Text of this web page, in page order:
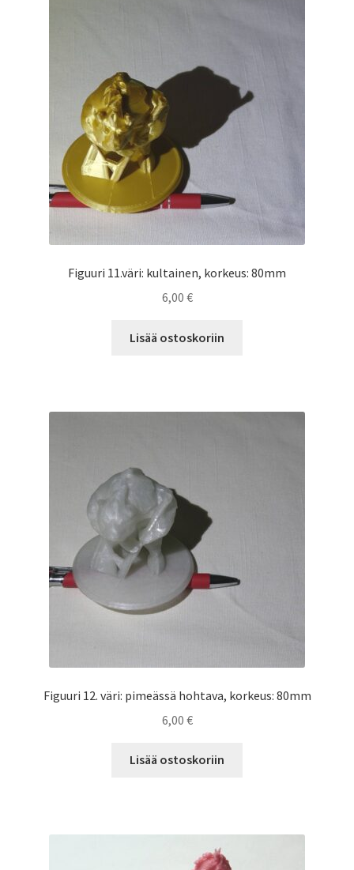
Figuuri 11.väri: kultainen, korkeus: 80mm
6,00 €
Lisää ostoskoriin
Figuuri 12. väri: pimeässä hohtava, korkeus: 80mm
6,00 €
Lisää ostoskoriin